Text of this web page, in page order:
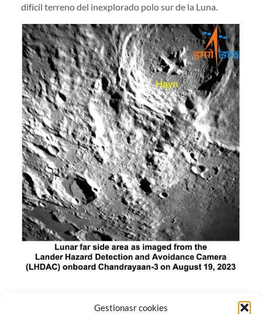
Gestionasr cookies
difícil terreno del inexplorado polo sur de la Luna.